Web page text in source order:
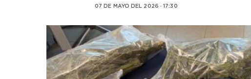
07 DE MAYO DEL 2026 · 17:30